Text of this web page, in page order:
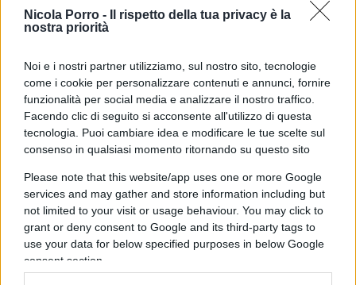
Nicola Porro -
Il rispetto della tua privacy è la
nostra priorità
Noi e i nostri partner utilizziamo, sul nostro sito, tecnologie
come i cookie per personalizzare contenuti e annunci, fornire
funzionalità per social media e analizzare il nostro traffico.
Facendo clic di seguito si acconsente all'utilizzo di questa
tecnologia. Puoi cambiare idea e modificare le tue scelte sul
consenso in qualsiasi momento ritornando su questo sito
Please note that this website/app uses one or more Google
services and may gather and store information including but
not limited to your visit or usage behaviour. You may click to
grant or deny consent to Google and its third-party tags to
use your data for below specified purposes in below Google
consent section.
degli amichevoli rapporti intercorrente tra l’Italia e
gli Stati interessati”.
È ovvio ed è superfluo dire che tali documenti
redatti dal Ministero della Difesa, hanno alla base
elementi valutativi quantomai precisi ed
canali diplomatici nazionali che vivono in quegli
Stati, diplomatici, ufficiali di collegamento delle
Forze Armate, altri organi, che sono il termometro
dello stato di salute di quelle nazioni, che,
certamente, ben relazionerebbero nel caso in cui